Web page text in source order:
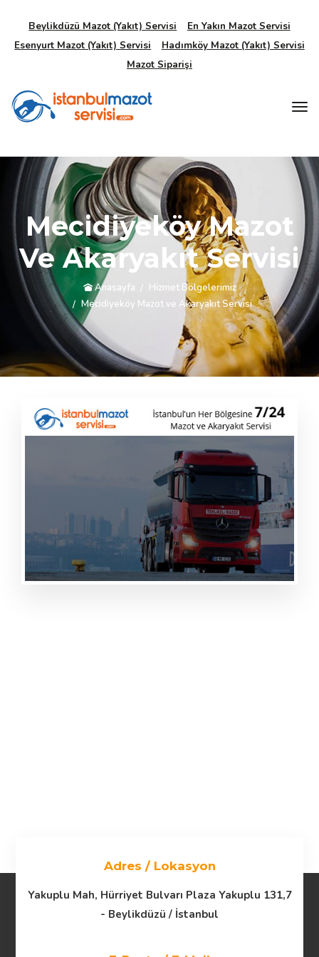
Beylikdüzü Mazot (Yakıt) Servisi
En Yakın Mazot Servisi
Esenyurt Mazot (Yakıt) Servisi
Hadımköy Mazot (Yakıt) Servisi
Mazot Siparişi
Mecidiyeköy Mazot
Ve Akaryakıt Servisi
Anasayfa
Hizmet Bölgelerimiz
Mecidiyeköy Mazot ve Akaryakıt Servisi
Adres / Lokasyon
Yakuplu Mah, Hürriyet Bulvarı Plaza Yakuplu 131,7
- Beylikdüzü / İstanbul